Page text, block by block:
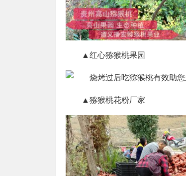
▲红心猕猴桃果园
▲猕猴桃花粉厂家